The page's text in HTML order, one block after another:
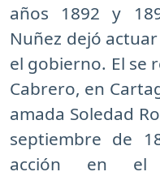
años 1892 y
Nuñez dejó
el gobierno. El se
Cabrero, en
amada Soledad
septiembre de
acción en el